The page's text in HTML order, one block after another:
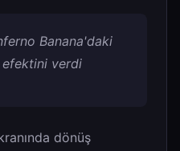
Banana'daki
verdi
dönüş